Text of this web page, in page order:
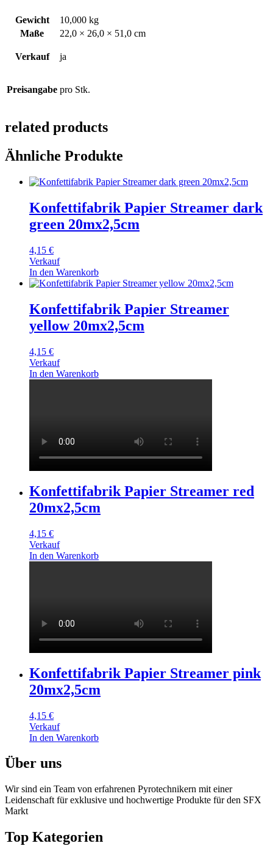
Gewicht
10,000 kg
Maße
22,0 × 26,0 × 51,0 cm
Verkauf ja
Preisangabe pro Stk.
related products
Ähnliche Produkte
Konfettifabrik Papier Streamer dark
green 20mx2,5cm
4,15 €
Verkauf
In den Warenkorb
Konfettifabrik Papier Streamer
yellow 20mx2,5cm
4,15 €
Verkauf
In den Warenkorb
Konfettifabrik Papier Streamer red
20mx2,5cm
4,15 €
Verkauf
In den Warenkorb
Konfettifabrik Papier Streamer pink
20mx2,5cm
4,15 €
Verkauf
In den Warenkorb
Über uns
Wir sind ein Team von erfahrenen Pyrotechnikern mit einer
Leidenschaft für exklusive und hochwertige Produkte für den SFX
Markt
Top Kategorien